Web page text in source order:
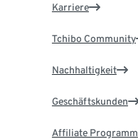
Karriere
Tchibo Community
Nachhaltigkeit
Geschäftskunden
Affiliate Programm